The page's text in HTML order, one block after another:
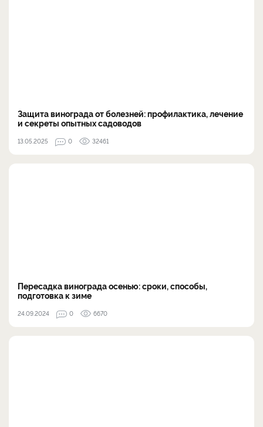
Защита винограда от болезней: профилактика, лечение
и секреты опытных садоводов
13.05.2025 0 32461
Пересадка винограда осенью: сроки, способы,
подготовка к зиме
24.09.2024 0 6670